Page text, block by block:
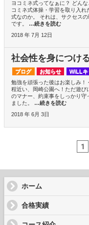
ヨコミネ式ってなぁに？ どん
コミネ式体操・学習を取り入
式なのか。 それは、サクセス
です。 …続きを読む
2018 年 7月 12日
社会性を身につけ
ブログ お知らせ
WiLLキ
勉強を頑張った後はお楽しみ！
程近い、岡崎公園へ！ただ遊
のマナー、約束事をしっかり
ました。 …続きを読む
2018 年 6月 3日
1
ホーム
合格実績